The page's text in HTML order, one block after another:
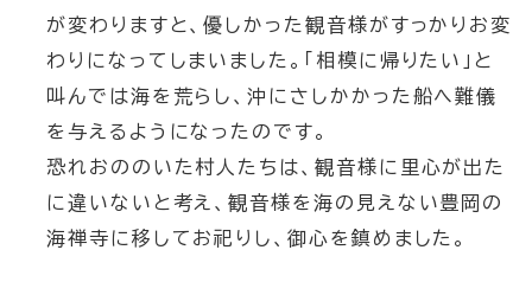
が変わりますと、優しかった観音様がすっかりお変
わりになってしまいました。「相模に帰りたい」と
叫んでは海を荒らし、沖にさしかかった船へ難儀
を与えるようになったのです。
恐れおののいた村人たちは、観音様に里心が出た
に違いないと考え、観音様を海の見えない豊岡の
海禅寺に移してお祀りし、御心を鎮めました。